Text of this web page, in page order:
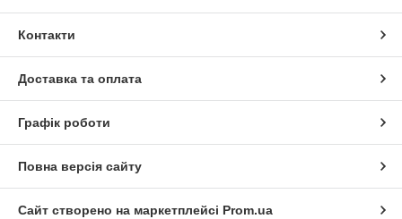
Контакти
Доставка та оплата
Графік роботи
Повна версія сайту
Сайт створено на маркетплейсі Prom.ua